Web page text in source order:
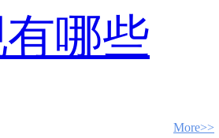
哪些
More>>